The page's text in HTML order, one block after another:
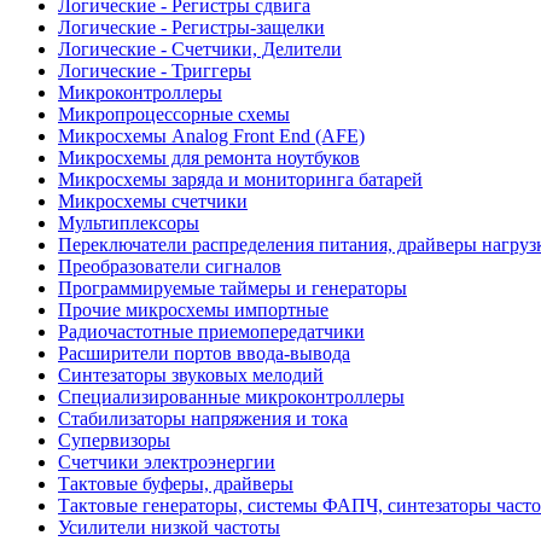
Логические - Регистры сдвига
Логические - Регистры-защелки
Логические - Счетчики, Делители
Логические - Триггеры
Микроконтроллеры
Микропроцессорные схемы
Микросхемы Analog Front End (AFE)
Микросхемы для ремонта ноутбуков
Микросхемы заряда и мониторинга батарей
Микросхемы счетчики
Мультиплексоры
Переключатели распределения питания, драйверы
Преобразователи сигналов
Программируемые таймеры и генераторы
Прочие микросхемы импортные
Радиочастотные приемопередатчики
Расширители портов ввода-вывода
Синтезаторы звуковых мелодий
Специализированные микроконтроллеры
Стабилизаторы напряжения и тока
Супервизоры
Счетчики электроэнергии
Тактовые буферы, драйверы
Тактовые генераторы, системы ФАПЧ, синтезаторы
Усилители низкой частоты